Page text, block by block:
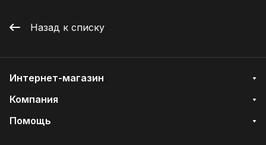
Назад к списку
Интернет-магазин
Компания
Помощь